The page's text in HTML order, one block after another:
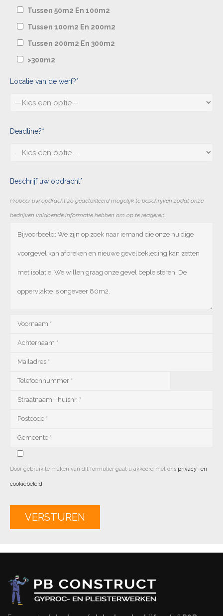
Tussen 50m2 En 100m2
Tussen 100m2 En 200m2
Tussen 200m2 En 300m2
>300m2
Locatie van de werf?*
Deadline?*
Beschrijf uw opdracht*
Probeer uw opdracht zo gedetailleerd mogelijk te beschrijven zodat onze
bedrijven voldoende informatie hebben om op te reageren.
Door gebruik te maken van dit formulier gaat u akkoord met ons privacy- en
cookiebeleid.